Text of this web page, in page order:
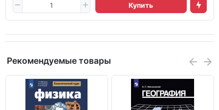
Купить
Рекомендуемые товары